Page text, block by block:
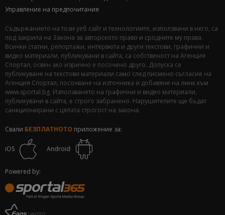
Управление на предпочитания
Съдържанието на този уеб сайт и технологиите, използвани в него, са
под закрила на Закона за авторското право и сродните му права.
Всички статии, репортажи, интервюта и други текстови, графични и
видео материали, публикувани в сайта, са собственост на Агенция
Спортал, освен ако изрично е посочено друго. Допуска се
публикуване на текстови материали само след писмено съгласие на
Агенция Спортал, посочване на източника и добавяне на линк към
www.sportal.bg. Използването на графични и видео материали,
публикувани в сайта, е строго забранено. Нарушителите ще бъдат
санкционирани с цялата строгост на закона.
Свали БЕЗПЛАТНОТО приложение за:
iOS Android
Powered by: